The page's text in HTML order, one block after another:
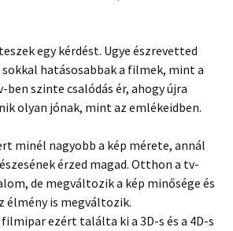
egy kérdést. Ugye észrevetted
hatásosabbak a filmek, mint a
szinte csalódás ér, ahogy újra
olyan jónak, mint az emlékeidben.
minél nagyobb a kép mérete, annál
érzed magad. Otthon a tv-
de megváltozik a kép minősége és
élmény is megváltozik.
ezért találta ki a 3D-s és a 4D-s